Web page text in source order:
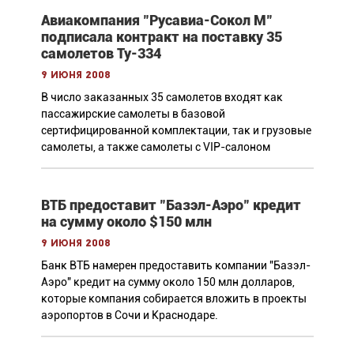
Авиакомпания "Русавиа-Сокол М"
подписала контракт на поставку 35
самолетов Ту-334
9 июня 2008
В число заказанных 35 самолетов входят как
пассажирские самолеты в базовой
сертифицированной комплектации, так и грузовые
самолеты, а также самолеты с VIP-салоном
ВТБ предоставит "Базэл-Аэро" кредит
на сумму около $150 млн
9 июня 2008
Банк ВТБ намерен предоставить компании "Базэл-
Аэро" кредит на сумму около 150 млн долларов,
которые компания собирается вложить в проекты
аэропортов в Сочи и Краснодаре.